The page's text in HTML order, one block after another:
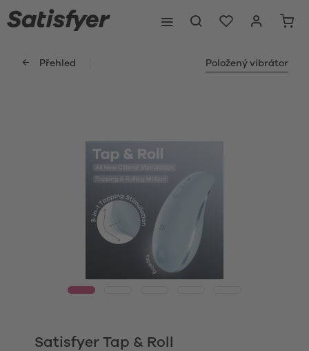
Přehled Položený vibrátor
Satisfyer Tap & Roll